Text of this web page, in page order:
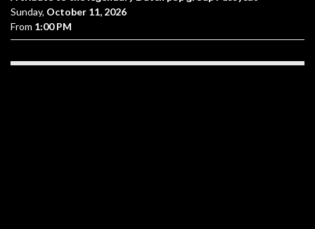
Sunday, October 11, 2026
From 1:00 PM